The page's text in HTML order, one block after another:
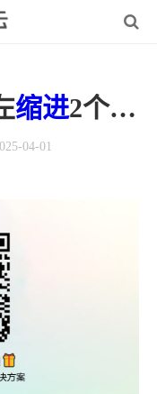
缩进2个字符）
04-01